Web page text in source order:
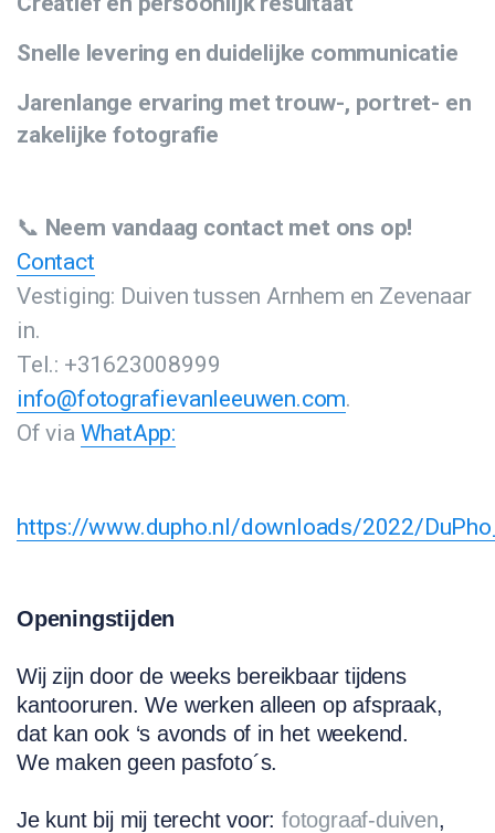
Snelle levering en duidelijke communicatie
Jarenlange ervaring met trouw-, portret- en
zakelijke fotografie
📞 Neem vandaag contact met ons op!
Contact
Vestiging: Duiven tussen Arnhem en Zevenaar
in.
Tel.: +31623008999
info@fotografievanleeuwen.com.
Of via WhatApp:
https://www.dupho.nl/downloads/2022/
Openingstijden
Wij zijn door de weeks bereikbaar tijdens
kantooruren. We werken alleen op afspraak,
dat kan ook ‘s avonds of in het weekend.
We maken geen pasfoto´s.
Je kunt bij mij terecht voor:fotograaf-duiven,